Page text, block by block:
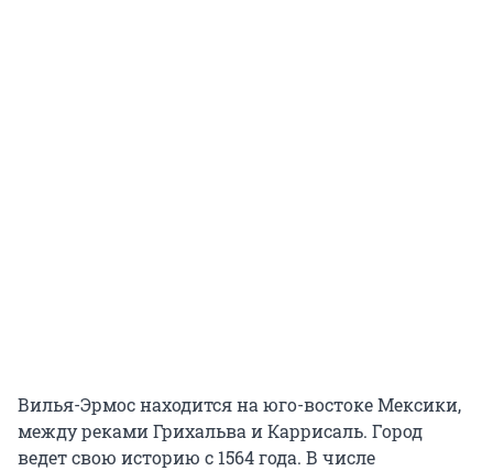
Вилья-Эрмос находится на юго-востоке Мексики,
между реками Грихальва и Каррисаль. Город
ведет свою историю с 1564 года. В числе